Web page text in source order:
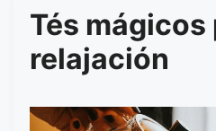
Tés mágicos
relajación